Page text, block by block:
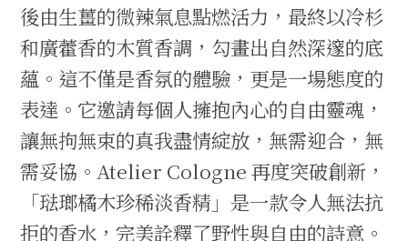
後由生薑的微辣氣息點燃活力，最終以冷杉
和廣藿香的木質香調，勾畫出自然深邃的底
蘊。這不僅是香氛的體驗，更是一場態度的
表達。它邀請每個人擁抱內心的自由靈魂，
讓無拘無束的真我盡情綻放，無需迎合，無
需妥協。Atelier Cologne 再度突破創新，
「琺瑯橘木珍稀淡香精」是一款令人無法抗
拒的香水，完美詮釋了野性與自由的詩意。